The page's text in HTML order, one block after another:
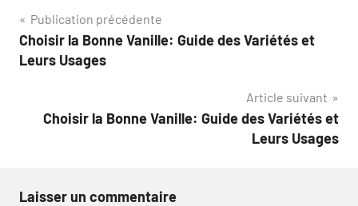
Navigation
de
Publication précédente
Choisir la Bonne Vanille: Guide des Variétés et
Leurs Usages
Article suivant
Choisir la Bonne Vanille: Guide des Variétés et
Leurs Usages
Laisser un commentaire